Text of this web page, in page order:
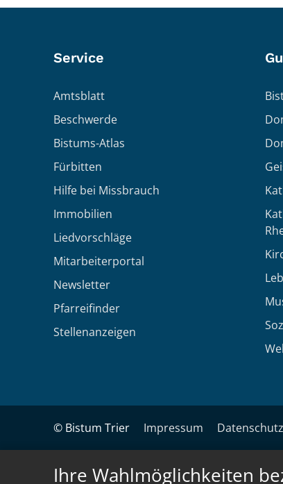
Ihre Wahlmöglichkeiten
Service
Amtsblatt
Beschwerde
Bistums-Atlas
Fürbitten
Hilfe bei Missbrauch
Immobilien
Liedvorschläge
Mitarbeiterportal
Newsletter
Pfarreifinder
Stellenanzeigen
© Bistum Trier Impressum